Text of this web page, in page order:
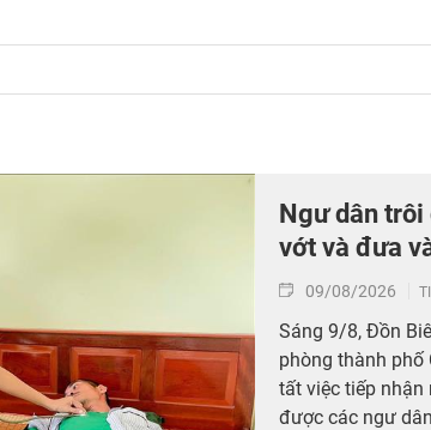
Ngư dân
vớt và đưa
09/08/2026
Sáng 9/8, Đồn
phòng thành phố
tất việc tiếp nhận
được các ngư